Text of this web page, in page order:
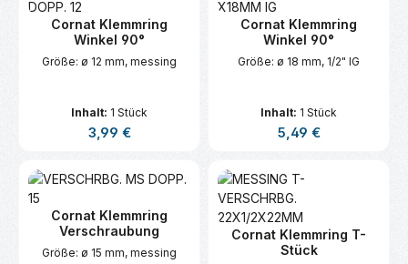
Cornat Klemmring
Winkel 90°
Größe: ø 12 mm, messing
Inhalt: 1 Stück
Regulärer Preis:
3,99 €
Cornat Klemmring
Winkel 90°
Größe: ø 18 mm, 1/2" IG
Inhalt: 1 Stück
Regulärer Preis:
5,49 €
Cornat Klemmring
Verschraubung
Größe: ø 15 mm, messing
Cornat Klemmring T-
Stück